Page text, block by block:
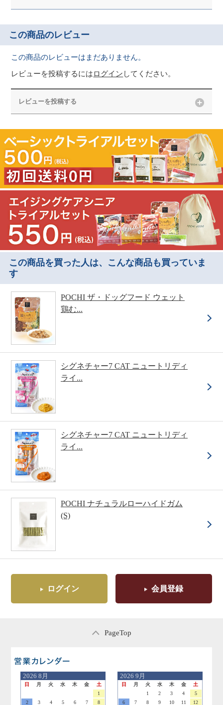
この商品のレビュー
この商品のレビューはまだありません。
レビューを投稿するにはログイン してください。
レビューを投稿する
この商品を買った人は、こんな商品も買っていま
す
POCHI ザ・ドッグフード ウェット
鶏む...
シグネチャー7 CAT ニュートリディ
ライ...
シグネチャー7 CAT ニュートリディ
ライ...
POCHI ナチュラルローハイドガム
(S)
ログイン 会員登録
PageTop
2026 8月
日 月 火 水 木 金
土
1
2
3 4 5 6 7
8
2026 9月
日 月 火 水 木 金
土
1
2 3 4
5
6
7 8 9 10 11
12